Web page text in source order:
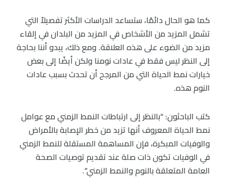
كما هو الحال دائمًا، ستساعد الدراسات الأكثر تفصيلاً التي
تشمل المزيد من الأشخاص في المزيد من البلدان في إلقاء
مزيد من الضوء على هذه العلاقة. ومع ذلك، يبدو أننا بحاجة
إلى النظر ليس فقط في عادات نومنا ولكن أيضًا إلى بعض
خيارات نمط الحياة التي من المرجح أن تحدث بسبب عادات
النوم هذه.
كتب الباحثون: “بالنظر إلى ارتباطات النمط الزمني مع عوامل
نمط الحياة المعروف أنها تزيد من خطر الإصابة بالأمراض
والوفيات المبكرة، فإن المساهمة المستقلة للنمط الزمني
في الوفيات تكون ذات صلة عند تقديم توصيات الصحة
العامة المتعلقة بالنوم والنمط الزمني”.